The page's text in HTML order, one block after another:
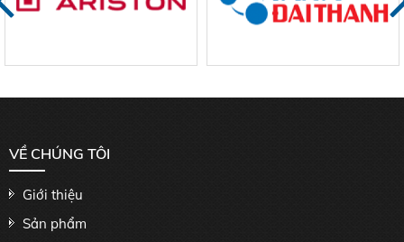
VỀ CHÚNG TÔI
Giới thiệu
Sản phẩm